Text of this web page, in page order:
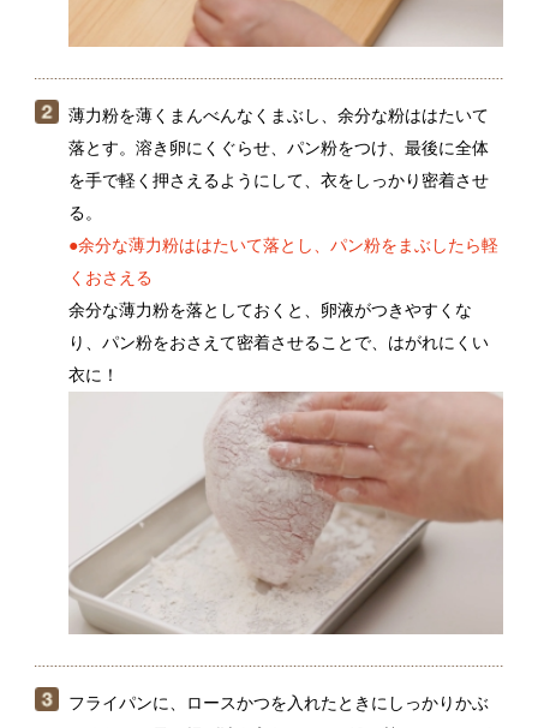
●余分な薄力粉ははたいて落とし、パン粉をまぶしたら軽
くおさえる
余分な薄力粉を落としておくと、卵液がつきやすくな
フライパンに、ロースかつを入れたときにしっかりかぶ
るくらいの量の揚げ油を入れる。170℃に熱し、（２）を
入れて2分を目安に揚げる。